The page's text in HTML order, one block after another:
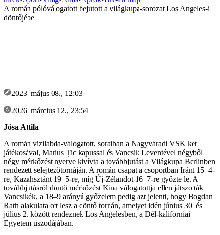
A román pólóválogatott bejutott a világkupa-sorozat Los Angeles-i
döntőjébe
2023. május 08., 12:03
2026. március 12., 23:54
Jósa Attila
A román vízilabda-válogatott, soraiban a Nagyváradi VSK két
játékosával, Marius Țic kapussal és Vancsik Leventével négyből
négy mérkőzést nyerve kivívta a továbbjutást a Világkupa Berlinben
rendezett selejtezőtornáján. A román csapat a csoportban Iránt 15–4-
re, Kazahsztánt 19–5-re, míg Új-Zélandot 16–7-re győzte le. A
továbbjutásról döntő mérkőzést Kína válogatottja ellen játszották
Vancsikék, a 18–9 arányú győzelem pedig azt jelenti, hogy Bogdan
Rath alakulata ott lesz a döntő tornán, amelyet idén június 30. és
július 2. között rendeznek Los Angelesben, a Dél-kaliforniai
Egyetem uszodájában.